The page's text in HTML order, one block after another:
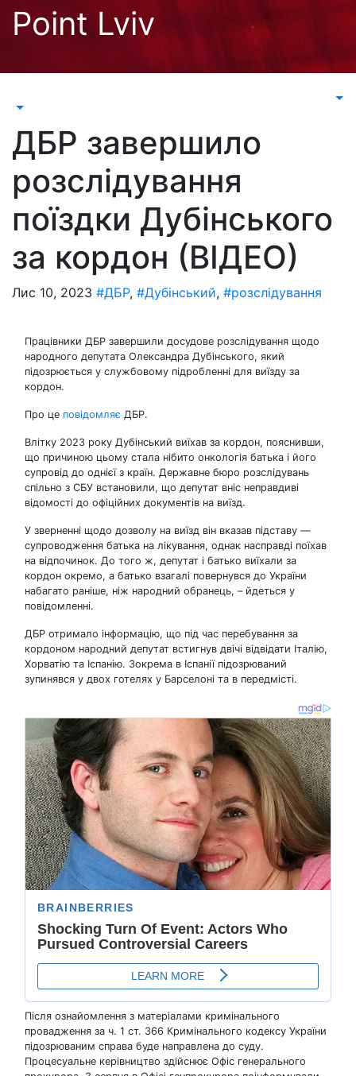
Перейти
Point Lviv
ДБР завершило
розслідування
поїздки Дубінського
за кордон (ВІДЕО)
Лис 10, 2023 #ДБР, #Дубінський, #розслідування
Працівники ДБР завершили досудове розслідування щодо
народного депутата Олександра Дубінського, який
підозрюється у службовому підробленні для виїзду за
кордон.
Про це повідомляє ДБР.
Влітку 2023 року Дубінський виїхав за кордон, пояснивши,
що причиною цьому стала нібито онкологія батька і його
супровід до однієї з країн. Державне бюро розслідувань
спільно з СБУ встановили, що депутат вніс неправдиві
відомості до офіційних документів на виїзд.
У зверненні щодо дозволу на виїзд він вказав підставу —
супроводження батька на лікування, однак насправді поїхав
на відпочинок. До того ж, депутат і батько виїхали за
кордон окремо, а батько взагалі повернувся до України
набагато раніше, ніж народний обранець, – йдеться у
повідомленні.
ДБР отримало інформацію, що під час перебування за
кордоном народний депутат встигнув двічі відвідати Італію,
Хорватію та Іспанію. Зокрема в Іспанії підозрюваний
зупинявся у двох готелях у Барселоні та в передмісті.
Після ознайомлення з матеріалами кримінального
провадження за ч. 1 ст. 366 Кримінального кодексу України
підозрюваним справа буде направлена до суду.
Процесуальне керівництво здійснює Офіс генерального